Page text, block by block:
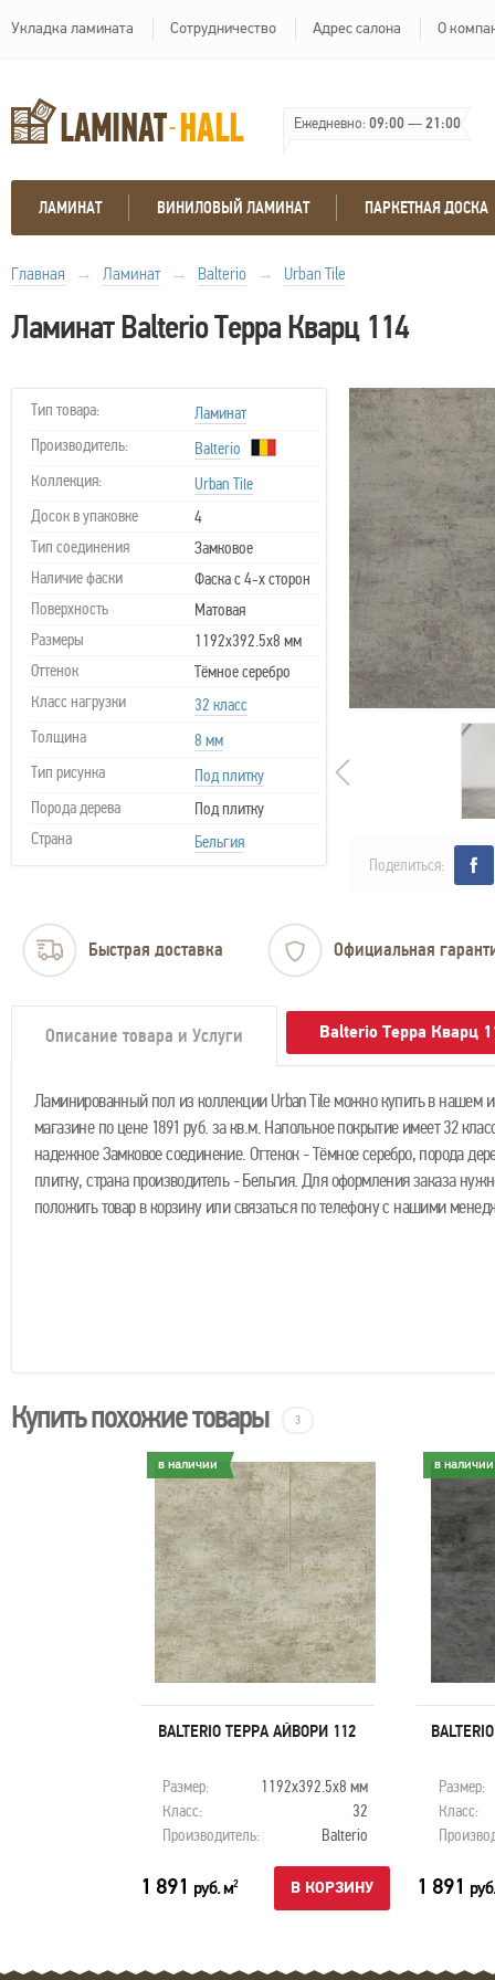
Укладка ламината Сотрудничество Адрес салона О
Ежедневно:09:00—21:00
ЛАМИНАТ ВИНИЛОВЫЙ ЛАМИНАТ ПАРКЕТНАЯ ДОСКА
Главная → Ламинат → Balterio → Urban Tile
Ламинат Balterio Терра Кварц 114
Тип товара:
Ламинат
Производитель:
Balterio
Коллекция:
Urban Tile
Досок в упаковке
4
Тип соединения
Замковое
Наличие фаски
Фаска с 4-х сторон
Поверхность
Матовая
Размеры
1192х392.5х8 мм
Оттенок
Тёмное серебро
Класс нагрузки
32 класс
Толщина
8 мм
Тип рисунка
Под плитку
Порода дерева
Под плитку
Страна
Бельгия
Поделиться:
Быстрая доставка Официальная
Описание товара и Услуги Balterio Терра Кварц
Ламинированный пол из коллекции Urban Tile можно купить в нашем
магазине по цене 1891 руб. за кв.м. Напольное покрытие имеет 32
надежное Замковое соединение. Оттенок - Тёмное серебро, порода
плитку, страна производитель - Бельгия. Для оформления заказа
положить товар в корзину или связаться по телефону с нашими
Купить похожие товары 3
в наличии
BALTERIO ТЕРРА АЙВОРИ 112
Размер:
1192х392.5х8 мм
Класс:
32
Производитель:
Balterio
1 891 руб. м2 В КОРЗИНУ
в наличии
Размер:
Класс:
1 891